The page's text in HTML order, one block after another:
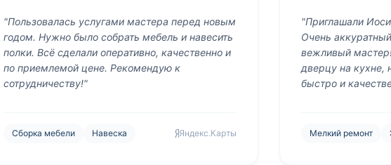
"Пользовалась услугами мастера перед новым
годом. Нужно было собрать мебель и навесить
полки. Всё сделали оперативно, качественно и
по приемлемой цене. Рекомендую к
сотрудничеству!"
Сборка мебели Навеска Яндекс.Карты
"Приглашали
Очень
вежливый
дверцу на кухне,
быстро и
Мелкий ремонт